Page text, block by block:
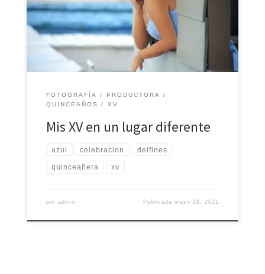
2020, Puerto Morelos, Quintana Roo. Todas las
fotografías, vídeos, ilustraciones y creaciones artísticas
son obra autora de Casa Productora Ich Peek´® así
como […]
FOTOGRAFÍA
PRODUCTORA
QUINCEAÑOS
XV
Mis XV en un lugar diferente
azul celebracion delfines
quinceañera xv
por admin Publicadamayo 28, 2021